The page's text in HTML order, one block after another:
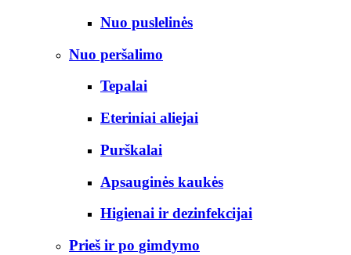
Nuo puslelinės
Nuo peršalimo
Tepalai
Eteriniai aliejai
Purškalai
Apsauginės kaukės
Higienai ir dezinfekcijai
Prieš ir po gimdymo